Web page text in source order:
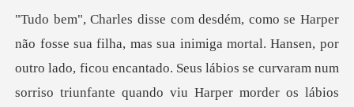
, ficou encantado. Seus lábios se curvaram num
sorriso triunfante quando viu Harper morder os lábios